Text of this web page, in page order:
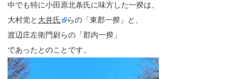
中でも特に小田原北条氏に味方した一揆は、
大村党と 大井氏
らの「東郡一揆」と、
渡辺庄左衛門尉らの「郡内一揆」
であったとのことです。